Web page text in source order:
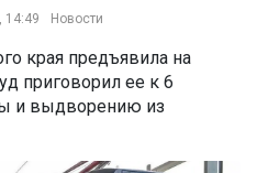
14:49 Новости
края предъявила на
приговорил ее к 6
и выдворению из